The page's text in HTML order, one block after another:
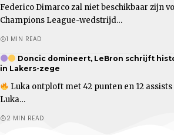
Federico Dimarco zal niet beschikbaar zijn
Champions League-wedstrijd…
1 MIN READ
Doncic domineert, LeBron schrijft
in Lakers-zege
Luka ontploft met 42 punten en 12 assists
Luka…
2 MIN READ